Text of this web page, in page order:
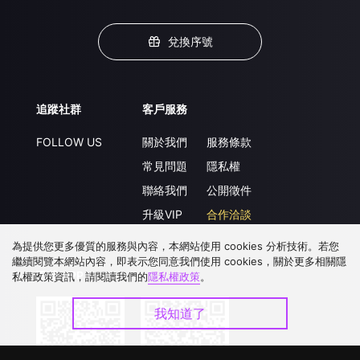
兌換序號
追蹤社群
FOLLOW US
客戶服務
關於我們
常見問題
聯絡我們
升級VIP
服務條款
隱私權
公開徵件
合作洽談
下載 APP
為提供您更多優質的服務與內容，本網站使用 cookies 分析技術。若您
繼續閱覽本網站內容，即表示您同意我們使用 cookies，關於更多相關隱
私權政策資訊，請閱讀我們的隱私權政策。
我知道了